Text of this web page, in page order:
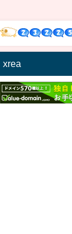
xrea